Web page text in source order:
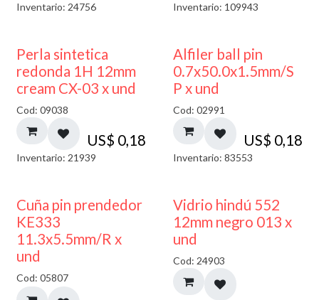
Inventario: 24756 Inventario: 109943
Perla sintetica
redonda 1H 12mm
cream CX-03 x und
Cod: 09038
US$ 0,18
Inventario: 21939
Alfiler ball pin
0.7x50.0x1.5mm/S
P x und
Cod: 02991
US$ 0,18
Inventario: 83553
Cuña pin prendedor
KE333
11.3x5.5mm/R x
und
Cod: 05807
40% DESCUENTO
Vidrio hindú 552
12mm negro 013 x
und
Cod: 24903